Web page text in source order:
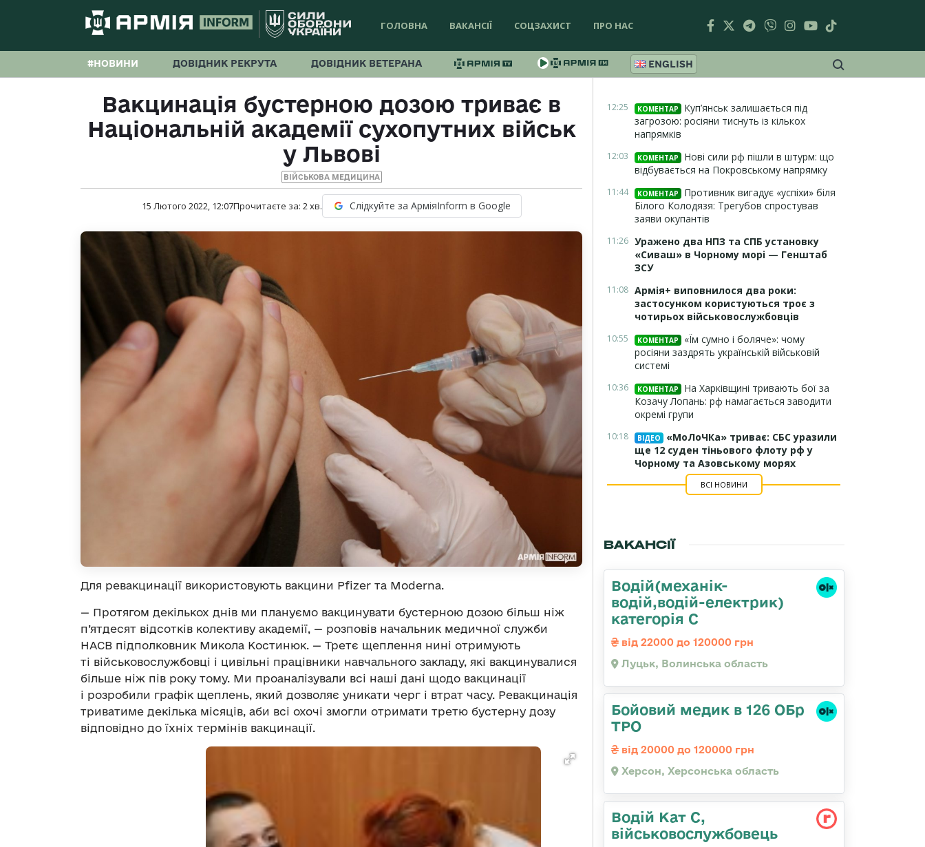
ГОЛОВНА ВАКАНСІЇ СОЦЗАХИСТ ПРО НАС
#НОВИНИ ДОВІДНИК РЕКРУТА ДОВІДНИК ВЕТЕРАНА ENGLISH
Вакцинація бустерною дозою триває в
Національній академії сухопутних військ
у Львові
ВІЙСЬКОВА МЕДИЦИНА
15 Лютого 2022, 12:07Прочитаєте за: 2хв. Слідкуйте за АрміяInform в Google
Для ревакцинації використовують вакцини Pfizer та Moderna.
— Протягом декількох днів ми плануємо вакцинувати бустерною дозою більш ніж
п’ятдесят відсотків колективу академії, — розповів начальник медичної служби
НАСВ підполковник Микола Костинюк. — Третє щеплення нині отримують
ті військовослужбовці і цивільні працівники навчального закладу, які вакцинувалися
більше ніж пів року тому. Ми проаналізували всі наші дані щодо вакцинації
і розробили графік щеплень, який дозволяє уникати черг і втрат часу. Ревакцинація
триватиме декілька місяців, аби всі охочі змогли отримати третю бустерну дозу
відповідно до їхніх термінів вакцинації.
12:25 КОМЕНТАР
Куп’янськ залишається під
загрозою: росіяни тиснуть із кількох
напрямків
12:03 КОМЕНТАР
Нові сили рф пішли в штурм: що
відбувається на Покровському напрямку
11:44 КОМЕНТАР
Противник вигадує «успіхи» біля
Білого Колодязя: Трегубов спростував
заяви окупантів
11:26 Уражено два НПЗ та СПБ установку
«Сиваш» в Чорному морі — Генштаб
ЗСУ
11:08 Армія+ виповнилося два роки:
застосунком користуються троє з
чотирьох військовослужбовців
10:55 КОМЕНТАР
«Їм сумно і боляче»: чому
росіяни заздрять українській військовій
системі
10:36 КОМЕНТАР
На Харківщині тривають бої за
Козачу Лопань: рф намагається заводити
окремі групи
10:18 ВІДЕО
«МоЛоЧКа» триває: СБС уразили
ще 12 суден тіньового флоту рф у
Чорному та Азовському морях
ВСІ НОВИНИ
ВАКАНСІЇ
Водій(механік-
водій,водій-електрик)
категорія С
від 22000 до 120000 грн
Луцьк, Волинська область
Бойовий медик в 126 ОБр
ТРО
від 20000 до 120000 грн
Херсон, Херсонська область
Водій Кат С,
військовослужбовець